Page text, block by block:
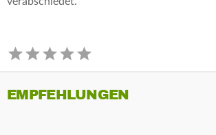
EMPFEHLUNGEN